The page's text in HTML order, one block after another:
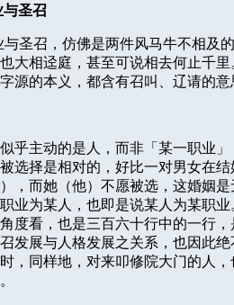
与圣召
与圣召，仿佛是两件风马牛不相及
大相迳庭，甚至可说相去何止千
源的本义，都含有召叫、辽请的
乎主动的是人，而非「某一职业
被选择是相对的，好比一对男女在
，而她（他）不愿被选，这婚姻
业为某人，也即是说某人为某职
度看，也是三百六十行中的一行
发展与人格发展之关系，也因此
，同样地，对来叩修院大门的人